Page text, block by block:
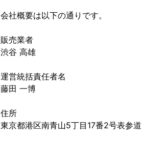
会社概要は以下の通りです。
販売業者
渋谷 高雄
運営統括責任者名
藤田 一博
住所
東京都港区南青山5丁目17番2号表参